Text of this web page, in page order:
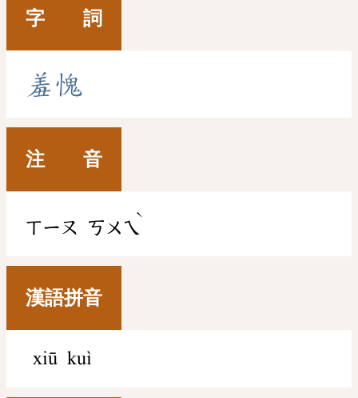
字 詞
羞愧
注 音
ㄒㄧㄡ ㄎㄨㄟ
ˋ
漢語拼音
xiū kuì